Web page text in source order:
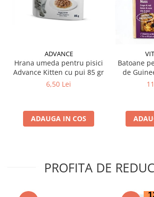
ADVANCE
Hrana umeda pentru pisici
Advance Kitten cu pui 85 gr
6,50 Lei
ADAUGA IN COS
Batoane
de
PROFITA DE